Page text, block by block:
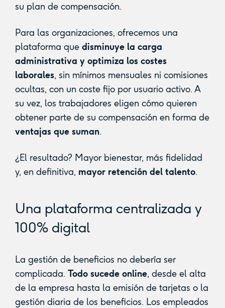
su plan de compensación.
Para las organizaciones, ofrecemos una
plataforma quedisminuye la carga
administrativa y optimiza los costes
laborales, sin mínimos mensuales ni comisiones
ocultas, con un coste fijo por usuario activo. A
su vez, los trabajadores eligen cómo quieren
obtener parte de su compensación en forma de
ventajas que suman.
¿El resultado? Mayor bienestar, más fidelidad
y, en definitiva, mayor retención del talento.
Una plataforma centralizada y
100% digital
La gestión de beneficios no debería ser
complicada. Todo sucede online, desde el alta
de la empresa hasta la emisión de tarjetas o la
gestión diaria de los beneficios. Los empleados